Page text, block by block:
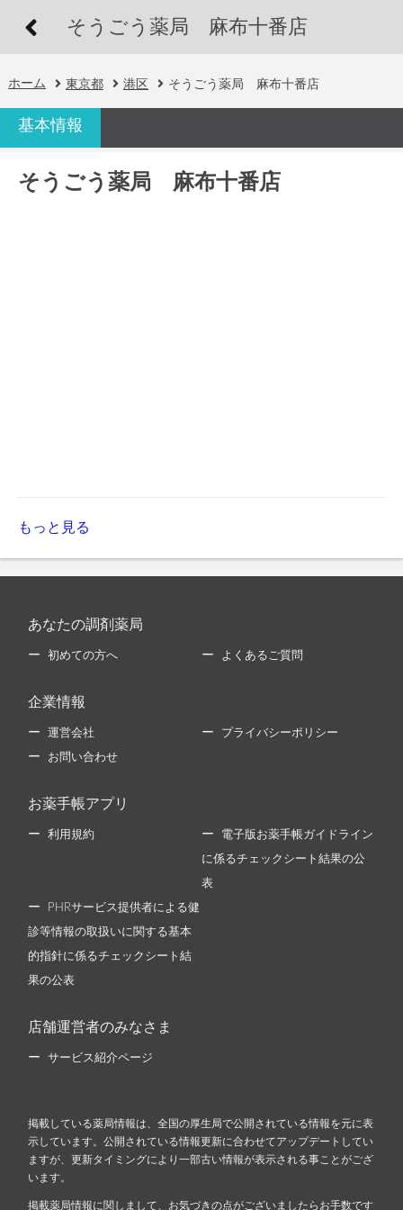
そうごう薬局 麻布十番店
ホーム 東京都 港区 そうごう薬局 麻布十番店
基本情報
そうごう薬局 麻布十番店
もっと見る
あなたの調剤薬局
初めての方へ よくあるご質問
企業情報
運営会社 プライバシーポリシー
お問い合わせ
お薬手帳アプリ
利用規約 電子版お薬手帳ガイドライン
に係るチェックシート結果の公
表
PHRサービス提供者による健
診等情報の取扱いに関する基本
的指針に係るチェックシート結
果の公表
店舗運営者のみなさま
サービス紹介ページ
掲載している薬局情報は、全国の厚生局で公開されている情報を元に表
示しています。公開されている情報更新に合わせてアップデートしてい
ますが、更新タイミングにより一部古い情報が表示される事ことがござ
います。
掲載薬局情報に関しまして、お気づきの点がございましたらお手数です